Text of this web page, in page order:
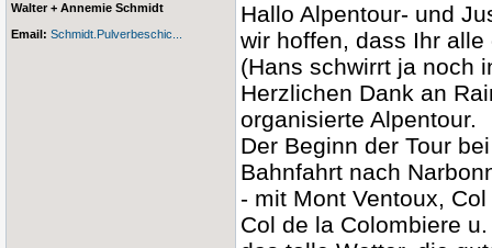
Walter + Annemie Schmidt
Email: Schmidt.Pulverbeschic...
Hallo Alpentour- und
wir hoffen, dass Ihr
(Hans schwirrt ja noch
Herzlichen Dank an
organisierte Alpentour.
Der Beginn der Tour
Bahnfahrt nach
- mit Mont Ventoux,
Col de la Colombiere